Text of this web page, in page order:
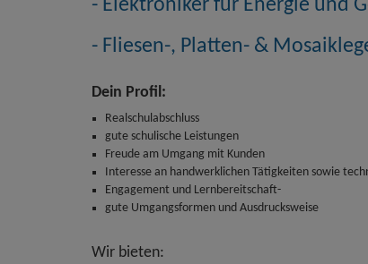
- Elektroniker für Energie und
- Fliesen-, Platten- &
Dein Profil:
Realschulabschluss
gute schulische Leistungen
Freude am Umgang mit Kunden
Interesse an handwerklichen Tätigkeiten sowie
Engagement und Lernbereitschaft-
gute Umgangsformen und Ausdrucksweise
Wir bieten: